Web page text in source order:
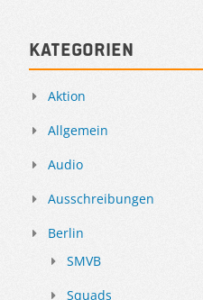
Kategorien
Aktion
Allgemein
Audio
Ausschreibungen
Berlin
SMVB
Squads